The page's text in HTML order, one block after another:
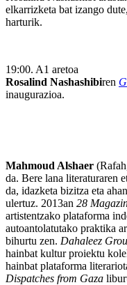
elkarrizketa bat izango
harturik.
19:00. A1 aretoa
Rosalind Nashashibiren
inaugurazioa.
Mahmoud Alshaer
da. Bere lana literaturaren
da, idazketa bizitza eta
ulertuz. 2013an 28
artistentzako plataforma
autoantolatutako praktika
bihurtu zen. Dahaleez
hainbat kultur proiektu
hainbat plataforma
Dispatches from Gaza